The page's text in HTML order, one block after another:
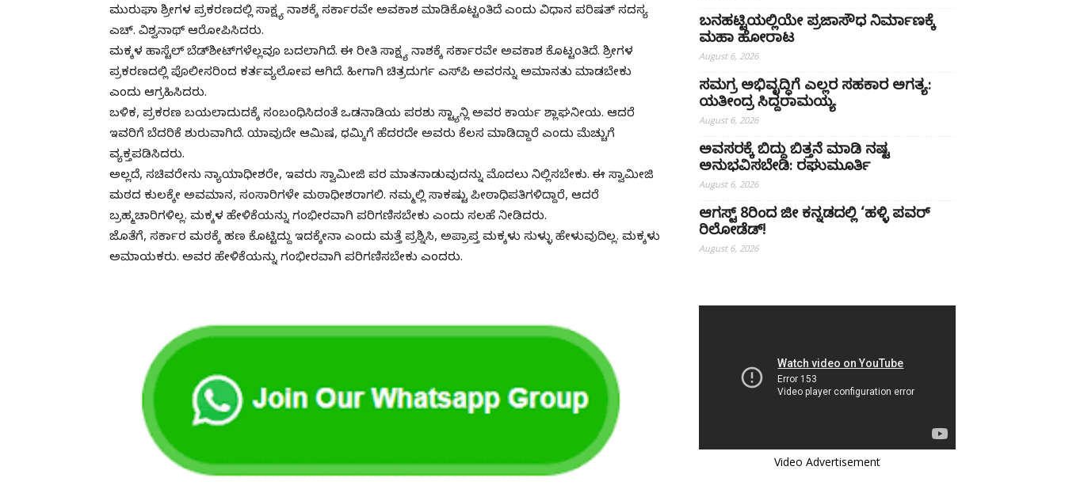
ಮುರುಘಾ ಶ್ರೀಗಳ ಪ್ರಕರಣದಲ್ಲಿ ಸಾಕ್ಷ್ಯ ನಾಶಕ್ಕೆ ಸರ್ಕಾರವೇ ಅವಕಾಶ ಮಾಡಿಕೊಟ್ಟಂತಿದೆ ಎಂದು ವಿಧಾನ ಪರಿಷತ್ ಸದಸ್ಯ
ಎಚ್. ವಿಶ್ವನಾಥ್ ಆರೋಪಿಸಿದರು.
ಮಕ್ಕಳ ಹಾಸ್ಟೆಲ್ ಬೆಡ್‌ಶೀಟ್‌ಗಳೆಲ್ಲವೂ ಬದಲಾಗಿದೆ. ಈ ರೀತಿ ಸಾಕ್ಷ್ಯ ನಾಶಕ್ಕೆ ಸರ್ಕಾರವೇ ಅವಕಾಶ ಕೊಟ್ಟಂತಿದೆ. ಶ್ರೀಗಳ
ಪ್ರಕರಣದಲ್ಲಿ ಪೊಲೀಸರಿಂದ ಕರ್ತವ್ಯಲೋಪ ಆಗಿದೆ. ಹೀಗಾಗಿ ಚಿತ್ರದುರ್ಗ ಎಸ್‌ಪಿ ಅವರನ್ನು ಅಮಾನತು ಮಾಡಬೇಕು
ಎಂದು ಆಗ್ರಹಿಸಿದರು.
ಬಳಿಕ, ಪ್ರಕರಣ ಬಯಲಾದುದಕ್ಕೆ ಸಂಬಂಧಿಸಿದಂತೆ ಒಡನಾಡಿಯ ಪರಶು ಸ್ಟ್ಯಾನ್ಲಿ ಅವರ ಕಾರ್ಯ ಶ್ಲಾಘನೀಯ. ಆದರೆ
ಇವರಿಗೆ ಬೆದರಿಕೆ ಶುರುವಾಗಿದೆ. ಯಾವುದೇ ಆಮಿಷ, ಧಮ್ಕಿಗೆ ಹೆದರದೇ ಅವರು ಕೆಲಸ ಮಾಡಿದ್ದಾರೆ ಎಂದು ಮೆಚ್ಚುಗೆ
ವ್ಯಕ್ತಪಡಿಸಿದರು.
ಅಲ್ಲದೆ, ಸಚಿವರೇನು ನ್ಯಾಯಾಧೀಶರೇ, ಇವರು ಸ್ವಾಮೀಜಿ ಪರ ಮಾತನಾಡುವುದನ್ನು ಮೊದಲು ನಿಲ್ಲಿಸಬೇಕು. ಈ ಸ್ವಾಮೀಜಿ
ಮಠದ ಕುಲಕ್ಕೇ ಅವಮಾನ, ಸಂಸಾರಿಗಳೇ ಮಠಾಧೀಶರಾಗಲಿ. ನಮ್ಮಲ್ಲಿ ಸಾಕಷ್ಟು ಪೀಠಾಧಿಪತಿಗಳಿದ್ದಾರೆ, ಆದರೆ
ಬ್ರಹ್ಮಚಾರಿಗಳಿಲ್ಲ. ಮಕ್ಕಳ ಹೇಳಿಕೆಯನ್ನು ಗಂಭೀರವಾಗಿ ಪರಿಗಣಿಸಬೇಕು ಎಂದು ಸಲಹೆ ನೀಡಿದರು.
ಜೊತೆಗೆ, ಸರ್ಕಾರ ಮಠಕ್ಕೆ ಹಣ ಕೊಟ್ಟಿದ್ದು ಇದಕ್ಕೇನಾ ಎಂದು ಮತ್ತೆ ಪ್ರಶ್ನಿಸಿ, ಅಪ್ರಾಪ್ತ ಮಕ್ಕಳು ಸುಳ್ಳು ಹೇಳುವುದಿಲ್ಲ. ಮಕ್ಕಳು
ಅಮಾಯಕರು. ಅವರ ಹೇಳಿಕೆಯನ್ನು ಗಂಭೀರವಾಗಿ ಪರಿಗಣಿಸಬೇಕು ಎಂದರು.
ಬನಹಟ್ಟಿಯಲ್ಲಿಯೇ ಪ್ರಜಾಸೌಧ ನಿರ್ಮಾಣಕ್ಕೆ
ಮಹಾ ಹೋರಾಟ
August 6, 2026
ಸಮಗ್ರ ಅಭಿವೃದ್ಧಿಗೆ ಎಲ್ಲರ ಸಹಕಾರ ಅಗತ್ಯ:
ಯತೀಂದ್ರ ಸಿದ್ದರಾಮಯ್ಯ
August 6, 2026
ಅವಸರಕ್ಕೆ ಬಿದ್ದು ಬಿತ್ತನೆ ಮಾಡಿ ನಷ್ಟ
ಅನುಭವಿಸಬೇಡಿ: ರಘುಮೂರ್ತಿ
August 6, 2026
ಆಗಸ್ಟ್ 8ರಿಂದ ಜೀ ಕನ್ನಡದಲ್ಲಿ ‘ಹಳ್ಳಿ ಪವರ್
ರಿಲೋಡೆಡ್!
August 6, 2026
Video Advertisement